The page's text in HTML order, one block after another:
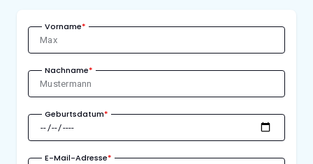
Vorname*
Nachname*
Geburtsdatum*
E-Mail-Adresse*